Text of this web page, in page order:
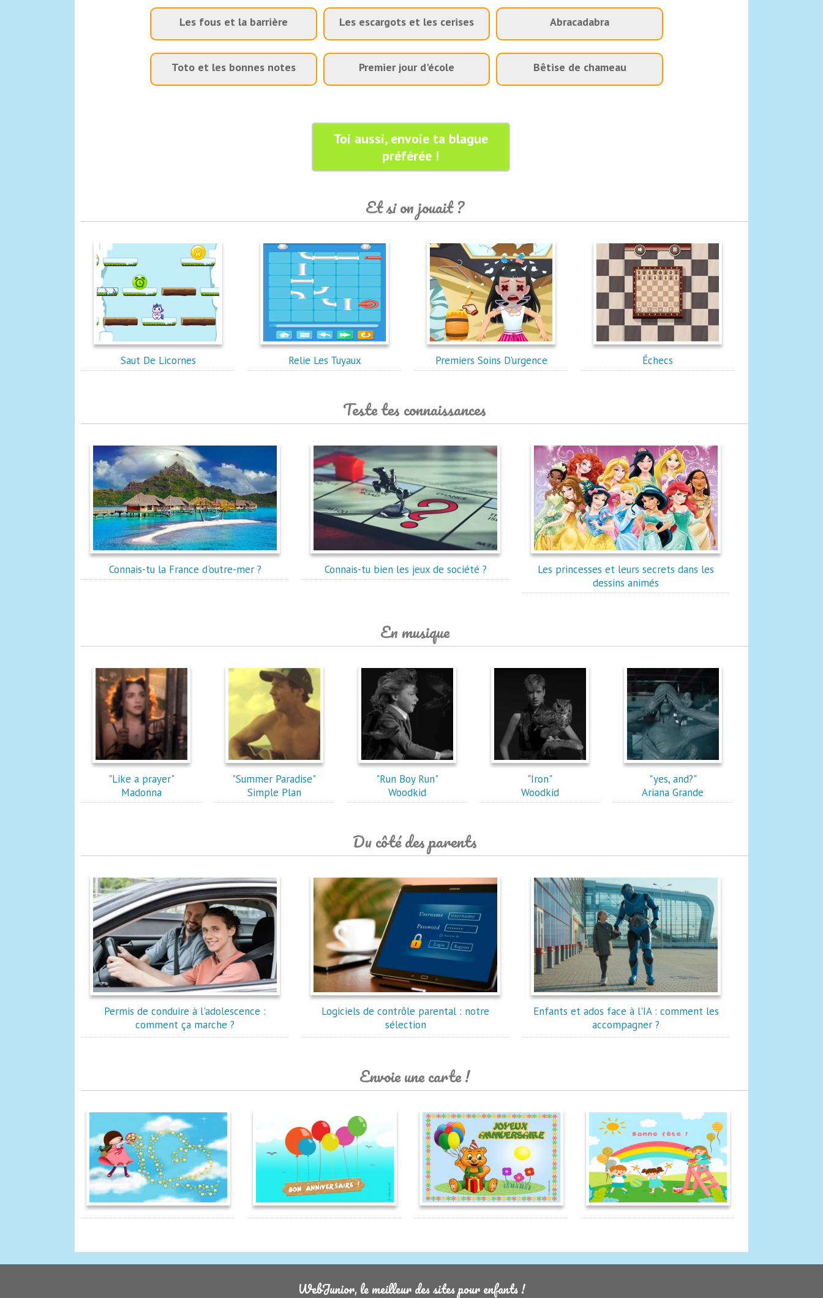
Les fous et la barrière Les escargots et les cerises Abracadabra
Toto et les bonnes notes Premier jour d'école Bêtise de chameau
Toi aussi, envoie ta blague
préférée !
Et si on jouait ?
Saut De Licornes Relie Les Tuyaux Premiers Soins D'urgence Échecs
Teste tes connaissances
Connais-tu la France d'outre-mer ? Connais-tu bien les jeux de société ?
Les princesses et leurs secrets dans les
dessins animés
En musique
"Like a prayer"
Madonna
"Summer Paradise"
Simple Plan
"Run Boy Run"
Woodkid
"Iron"
Woodkid
"yes, and?"
Ariana Grande
Du côté des parents
Permis de conduire à l'adolescence :
comment ça marche ?
Logiciels de contrôle parental : notre
sélection
Enfants et ados face à l'IA : comment les
accompagner ?
Envoie une carte !
WebJunior, le meilleur des sites pour enfants !